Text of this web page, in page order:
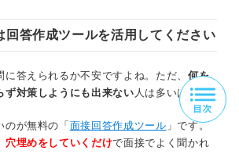
回答作成ツールを活用してください
答えられるか不安ですよね。ただ、 何を
ず対策しようにも出来ない 人は多いはず。
のが無料の「 面接回答作成ツール 」です。
穴埋めをしていくだけで面接でよく聞かれ